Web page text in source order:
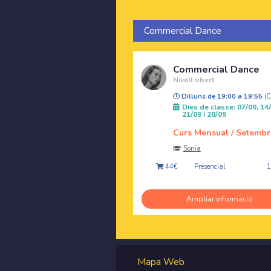
Commercial Dance
Commercial Dance
Nivell obert
Dilluns de 19:00 a 19:55
Dies de classe: 07/09,
21/09 i 28/09
Curs Mensual /
Sonia
44€
Presencial
Ampliar informació
Mapa Web